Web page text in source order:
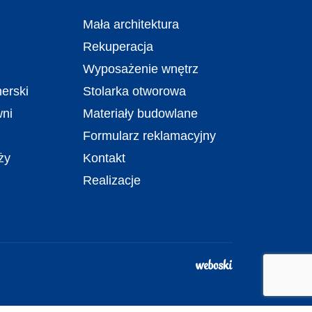
Mała architektura
Rekuperacja
Wyposażenie wnętrz
Stolarka otworowa
Materiały budowlane
Formularz reklamacyjny
Kontakt
Realizacje